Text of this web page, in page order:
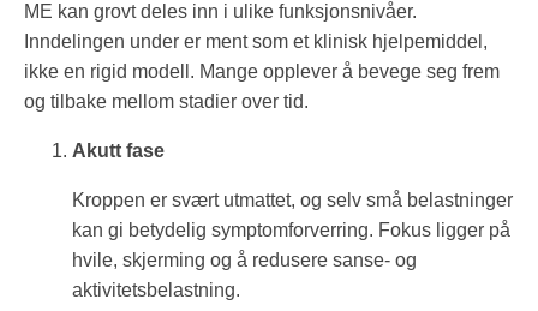
ME kan grovt deles inn i ulike funksjonsnivåer.
Inndelingen under er ment som et klinisk hjelpemiddel,
ikke en rigid modell. Mange opplever å bevege seg frem
og tilbake mellom stadier over tid.
Akutt fase
Kroppen er svært utmattet, og selv små belastninger
kan gi betydelig symptomforverring. Fokus ligger på
hvile, skjerming og å redusere sanse- og
aktivitetsbelastning.